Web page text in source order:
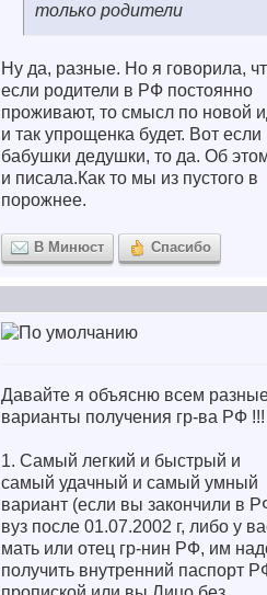
только родители
Ну да, разные. Но я говорила,
если родители в РФ постоянно
проживают, то смысл по новой
и так упрощенка будет. Вот если
бабушки дедушки, то да. Об
и писала.Как то мы из пустого в
порожнее.
В Минюст Спасибо
Давайте я объясню всем
варианты получения гр-ва РФ !!!
1. Самый легкий и быстрый и
самый удачный и самый умный
вариант (если вы закончили в
вуз после 01.07.2002 г, либо у
мать или отец гр-нин РФ, им
получить внутренний паспорт